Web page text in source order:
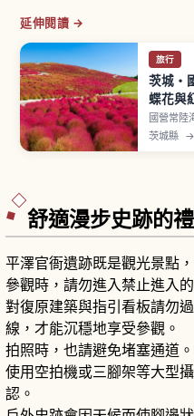
延伸閱讀 →
旅行
茨城・
蝶花與
國營常陸
約350公
茨城縣 →
舒適漫步史跡的
平澤官衙遺跡既是觀光景點
參觀時，請勿進入禁止進入
對復原建築與指引看板請勿
線，才能沉穩地享受參觀。
拍照時，也請避免堵塞通道。
使用空拍機或三腳架等大型
認。